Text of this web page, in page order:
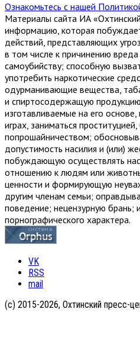
Ознакомьтесь с нашей
Материалы сайта ИА
информацию, которая
действий, представляющих
в том числе к причинению
самоубийству; способную
употребить наркотические
одурманивающие вещества,
и спиртосодержащую
изготавливаемые на его
играх, заниматься
попрошайничеством;
допустимость насилия и (или)
побуждающую осуществлять
отношению к людям или
ценности и формирующую
другим членам семьи;
поведение; нецензурную
порнографического характера.
VK
RSS
mail
(с) 2015-2026, Охтинский пресс-